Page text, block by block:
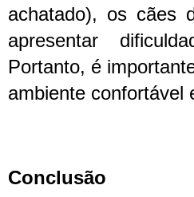
achatado), os cães
apresentar
Portanto, é
ambiente confortável
Conclusão